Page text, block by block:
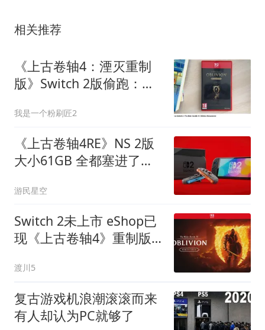
相关推荐
《上古卷轴4：湮灭重制
版》Switch 2版偷跑：开
破30帧
我是一个粉刷匠2
《上古卷轴4RE》NS 2版
大小61GB 全都塞进了卡
游民星空
Switch 2未上市 eShop已
现《上古卷轴4》重制版
渡川5
复古游戏机浪潮滚滚而来
有人却认为PC就够了